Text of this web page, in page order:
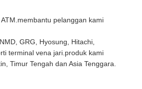
pelanggan kami
GRG, Hyosung, Hitachi,
terminal vena jari.produk kami
Timur Tengah dan Asia Tenggara.